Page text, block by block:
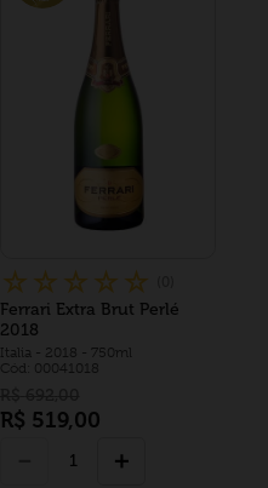
☆ ☆ ☆ ☆ ☆
Ferrari Extra Brut Perlé
2018
Italia- 2018 - 750ml
Cód: 00041018
R$ 519,00
＋